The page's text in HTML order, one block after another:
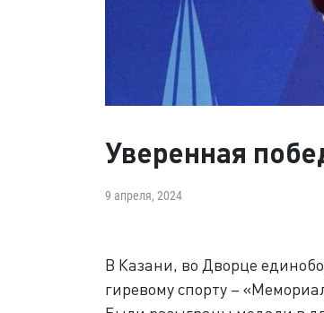
Уверенная
9 апреля, 2024
В Казани, во Дворце
гиревому спорту –